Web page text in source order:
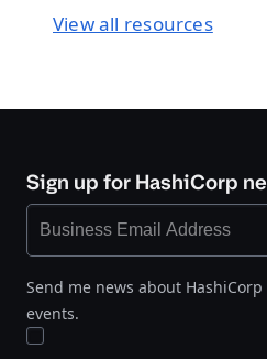
View all resources
Sign up for HashiCorp
Send me news about
events.